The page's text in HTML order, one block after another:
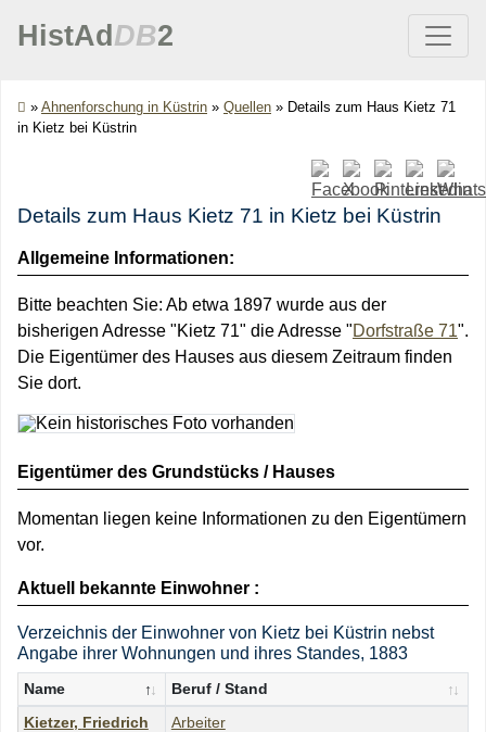
HistAd DB2
» Ahnenforschung in Küstrin » Quellen » Details zum Haus Kietz 71
in Kietz bei Küstrin
Details zum Haus Kietz 71 in Kietz bei Küstrin
Allgemeine Informationen:
Bitte beachten Sie: Ab etwa 1897 wurde aus der
bisherigen Adresse "Kietz 71" die Adresse "Dorfstraße 71".
Die Eigentümer des Hauses aus diesem Zeitraum finden
Sie dort.
Eigentümer des Grundstücks / Hauses
Momentan liegen keine Informationen zu den Eigentümern
vor.
Aktuell bekannte Einwohner :
Verzeichnis der Einwohner von Kietz bei Küstrin nebst
Angabe ihrer Wohnungen und ihres Standes, 1883
Name
Beruf / Stand
Kietzer, Friedrich
Arbeiter